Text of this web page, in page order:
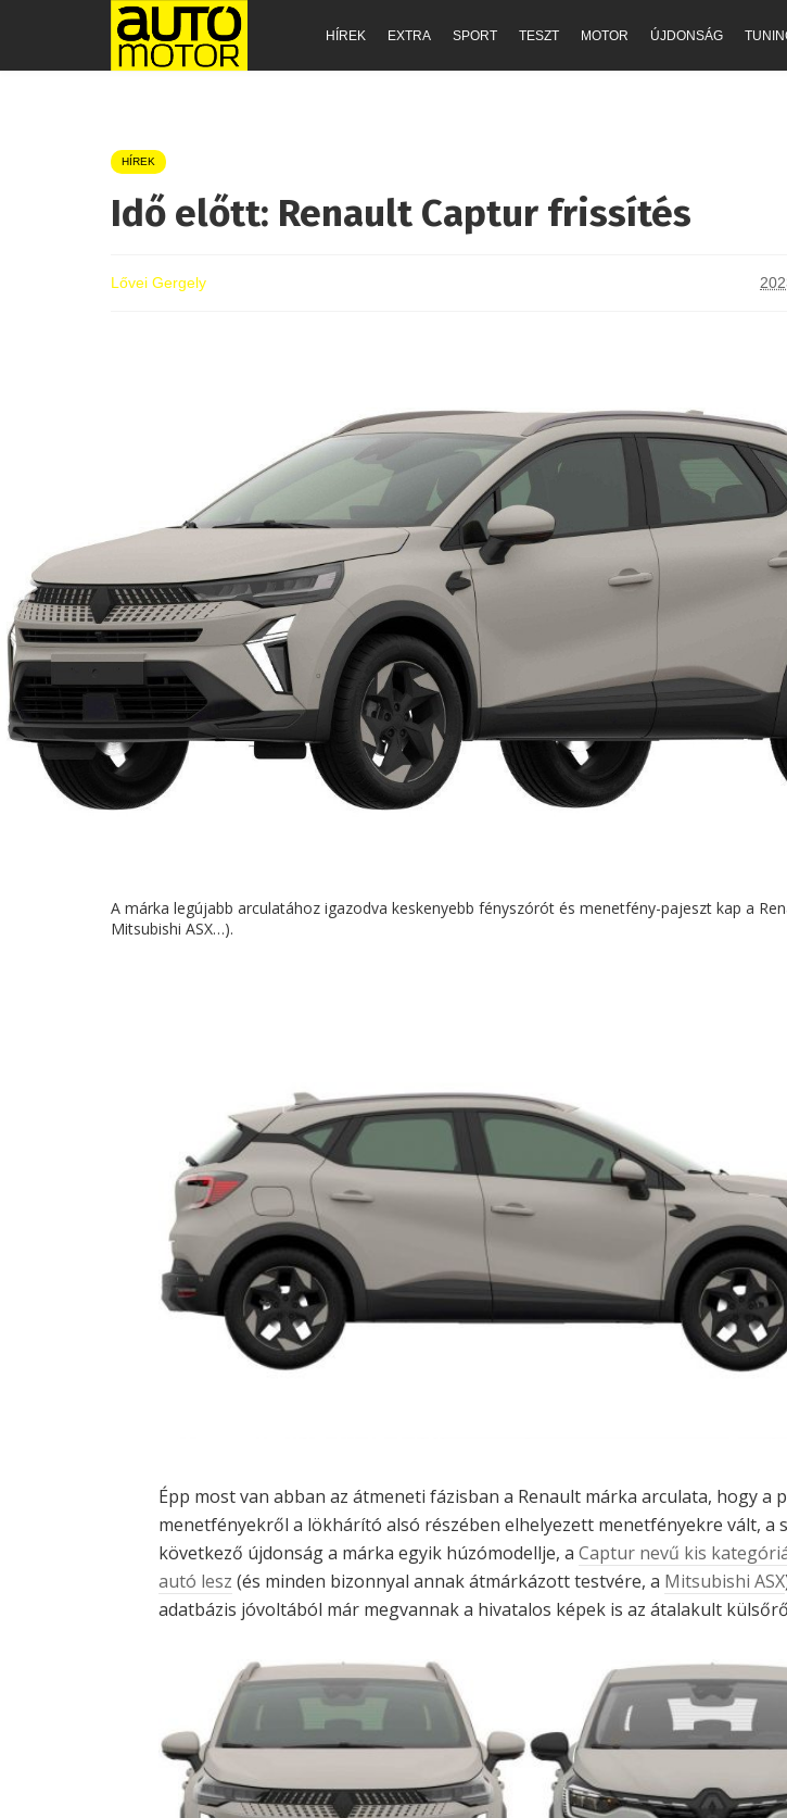
HÍREK EXTRA SPORT TESZT MOTOR ÚJDONSÁG
HÍREK
Idő előtt: Renault Captur frissítés
Lővei Gergely
A márka legújabb arculatához igazodva keskenyebb fényszórót és menetfény-pajeszt kap a
Mitsubishi ASX…).
Épp most van abban az átmeneti fázisban a Renault márka arculata, hogy a
menetfényekről a lökhárító alsó részében elhelyezett menetfényekre vált, a
következő újdonság a márka egyik húzómodellje, a Captur nevű kis
autó lesz (és minden bizonnyal annak átmárkázott testvére, a Mitsubishi ASX
adatbázis jóvoltából már megvannak a hivatalos képek is az átalakult